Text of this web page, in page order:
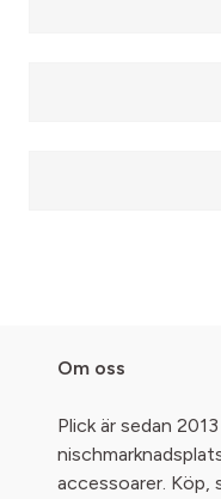
Om oss
Plick är sedan
accessoarer. Köp,